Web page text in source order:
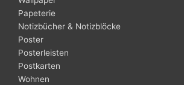
Papeterie
Notizbücher & Notizblöcke
Poster
Posterleisten
Postkarten
Wohnen